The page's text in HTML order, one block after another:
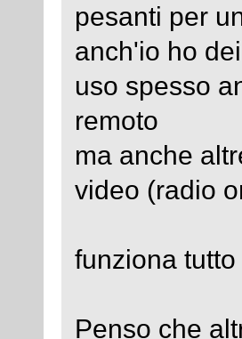
pesanti per
anch'io ho
uso spesso
remoto
ma anche
video (radio
funziona
Penso che